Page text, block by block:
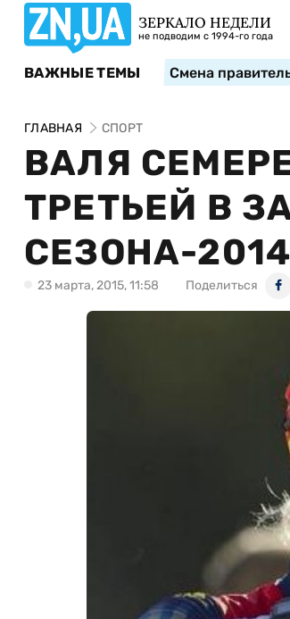
ЗЕРКАЛО НЕДЕЛИ
не подводим с 1994-го года
ВАЖНЫЕ ТЕМЫ Смена
ГЛАВНАЯ СПОРТ
ВАЛЯ
ТРЕТЬЕЙ В
СЕЗОНА-
23 марта, 2015, 11:58 Поделиться